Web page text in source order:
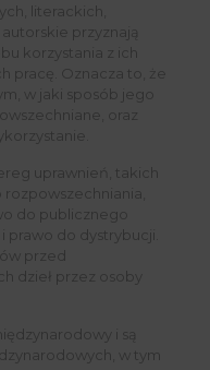
literackich,
przyznają
korzystania z ich
pracę. Oznacza to, że
w jaki sposób jego
oraz
uprawnień, takich
do publicznego
prawo do dystrybucji.
przed
dzieł przez osoby
i są
w tym